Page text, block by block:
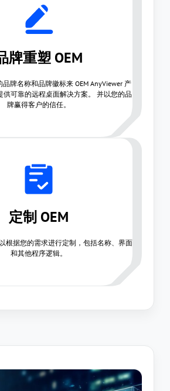
牌重塑 OEM
牌名称和品牌徽标来 OEM AnyViewer 产
供可靠的远程桌面解决方案。 并以您的品
牌赢得客户的信任。
定制 OEM
根据您的需求进行定制，包括名称、界面
和其他程序逻辑。